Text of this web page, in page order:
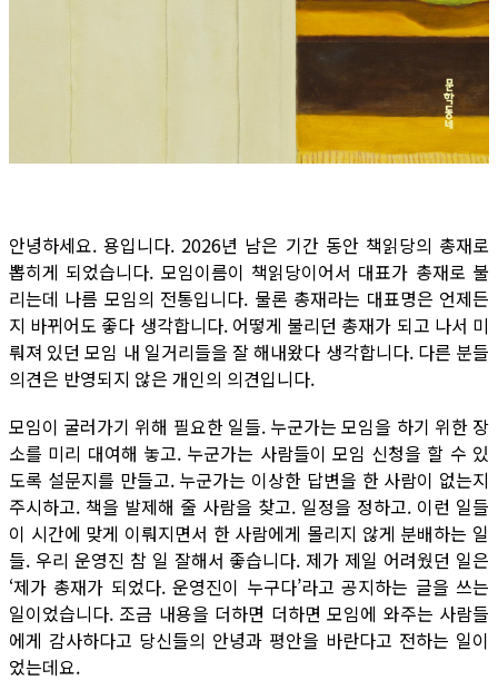
안녕하세요. 용입니다. 2026년 남은 기간 동안 책읽당의 총재로
뽑히게 되었습니다. 모임이름이 책읽당이어서 대표가 총재로 불
리는데 나름 모임의 전통입니다. 물론 총재라는 대표명은 언제든
지 바뀌어도 좋다 생각합니다. 어떻게 불리던 총재가 되고 나서 미
뤄져 있던 모임 내 일거리들을 잘 해내왔다 생각합니다. 다른 분들
의견은 반영되지 않은 개인의 의견입니다.
모임이 굴러가기 위해 필요한 일들. 누군가는 모임을 하기 위한 장
소를 미리 대여해 놓고. 누군가는 사람들이 모임 신청을 할 수 있
도록 설문지를 만들고. 누군가는 이상한 답변을 한 사람이 없는지
주시하고. 책을 발제해 줄 사람을 찾고. 일정을 정하고. 이런 일들
이 시간에 맞게 이뤄지면서 한 사람에게 몰리지 않게 분배하는 일
들. 우리 운영진 참 일 잘해서 좋습니다. 제가 제일 어려웠던 일은
‘제가 총재가 되었다. 운영진이 누구다’라고 공지하는 글을 쓰는
일이었습니다. 조금 내용을 더하면 더하면 모임에 와주는 사람들
에게 감사하다고 당신들의 안녕과 평안을 바란다고 전하는 일이
었는데요.